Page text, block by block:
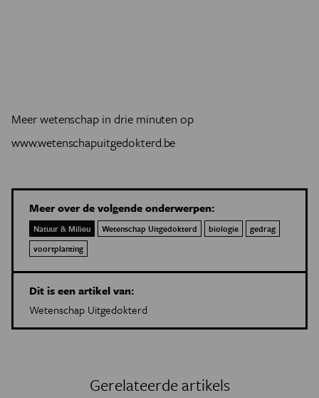
Meer wetenschap in drie minuten op
www.wetenschapuitgedokterd.be
Meer over de volgende onderwerpen:
Natuur & Milieu Wetenschap Uitgedokterd biologie
gedrag
voortplanting
Dit is een artikel van:
Wetenschap Uitgedokterd
Gerelateerde artikels